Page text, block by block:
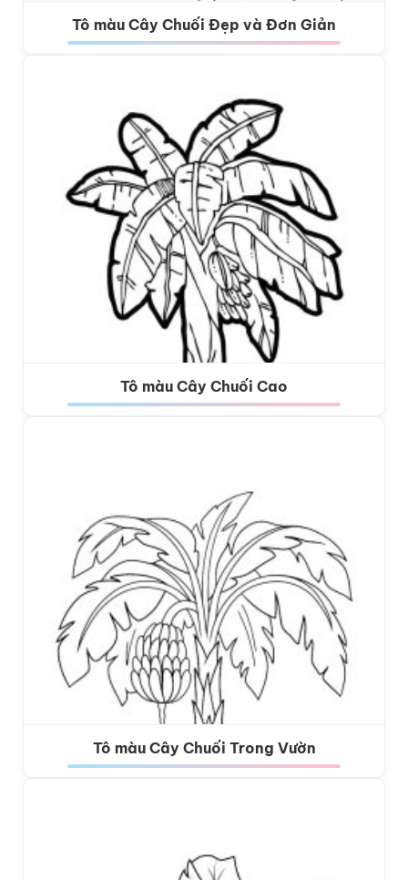
Tô màu Cây Chuối Đẹp và Đơn Giản
Tô màu Cây Chuối Cao
Tô màu Cây Chuối Trong Vườn